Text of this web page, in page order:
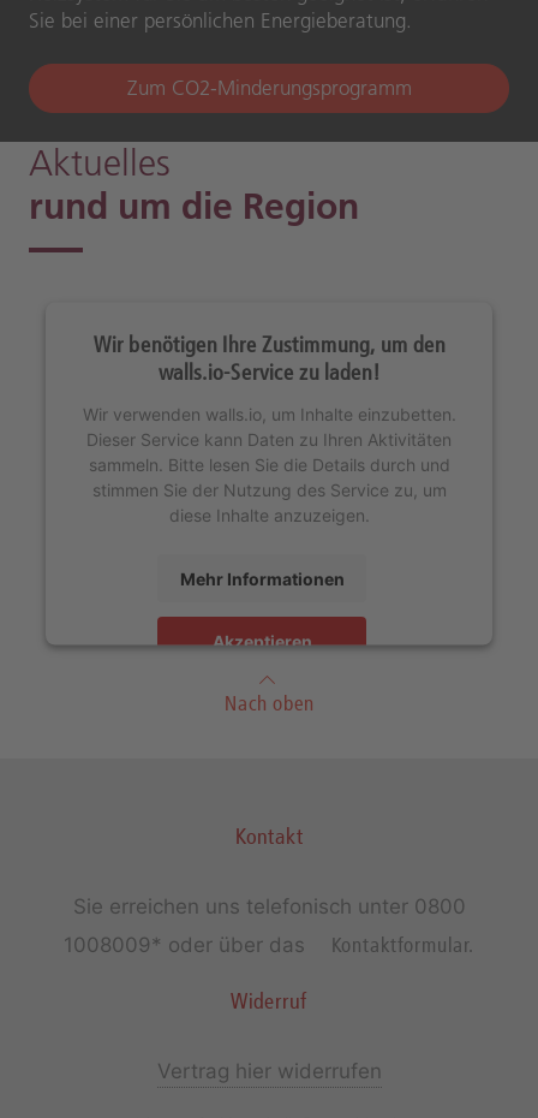
Sie bei einer persönlichen Energieberatung.
Zum CO2-Minderungsprogramm
Aktuelles
rund um die Region
Wir benötigen Ihre Zustimmung, um den
walls.io-Service zu laden!
Wir verwenden walls.io, um Inhalte einzubetten.
Dieser Service kann Daten zu Ihren Aktivitäten
sammeln. Bitte lesen Sie die Details durch und
stimmen Sie der Nutzung des Service zu, um
diese Inhalte anzuzeigen.
Mehr Informationen
Akzeptieren
Nach oben
Kontakt
Sie erreichen uns telefonisch unter 0800
1008009* oder über das Kontaktformular.
Widerruf
Vertrag hier widerrufen